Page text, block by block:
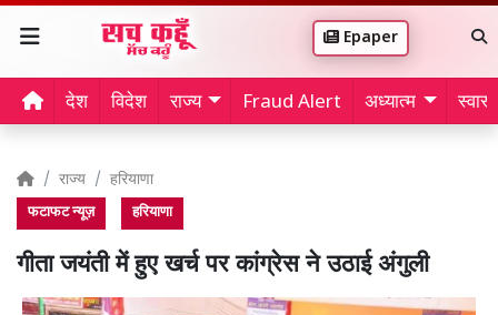
Epaper
देश विदेश राज्य Fraud Alert अध्यात्म
राज्य हरियाणा
फटाफट न्यूज़ हरियाणा
गीता जयंती में हुए खर्च पर कांग्रेस ने उठाई अंगुली